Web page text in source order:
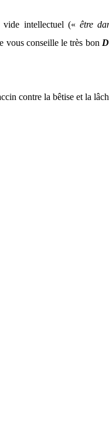
vide intellectuel (« être
conseille le très bon
contre la bêtise et la